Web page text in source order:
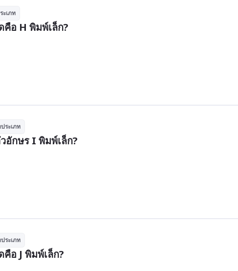
ะเภท
คือ H พิมพ์เล็ก?
ประเภท
อักษร I พิมพ์เล็ก?
ประเภท
อ J พิมพ์เล็ก?